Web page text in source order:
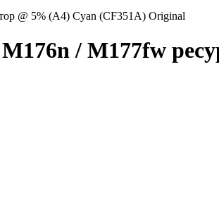
@ 5% (A4) Cyan (CF351A) Original
/ M177fw